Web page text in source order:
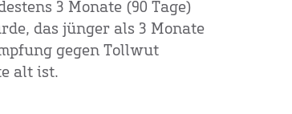
3 Monate (90 Tage)
das jünger als 3 Monate
gegen Tollwut
alt ist.